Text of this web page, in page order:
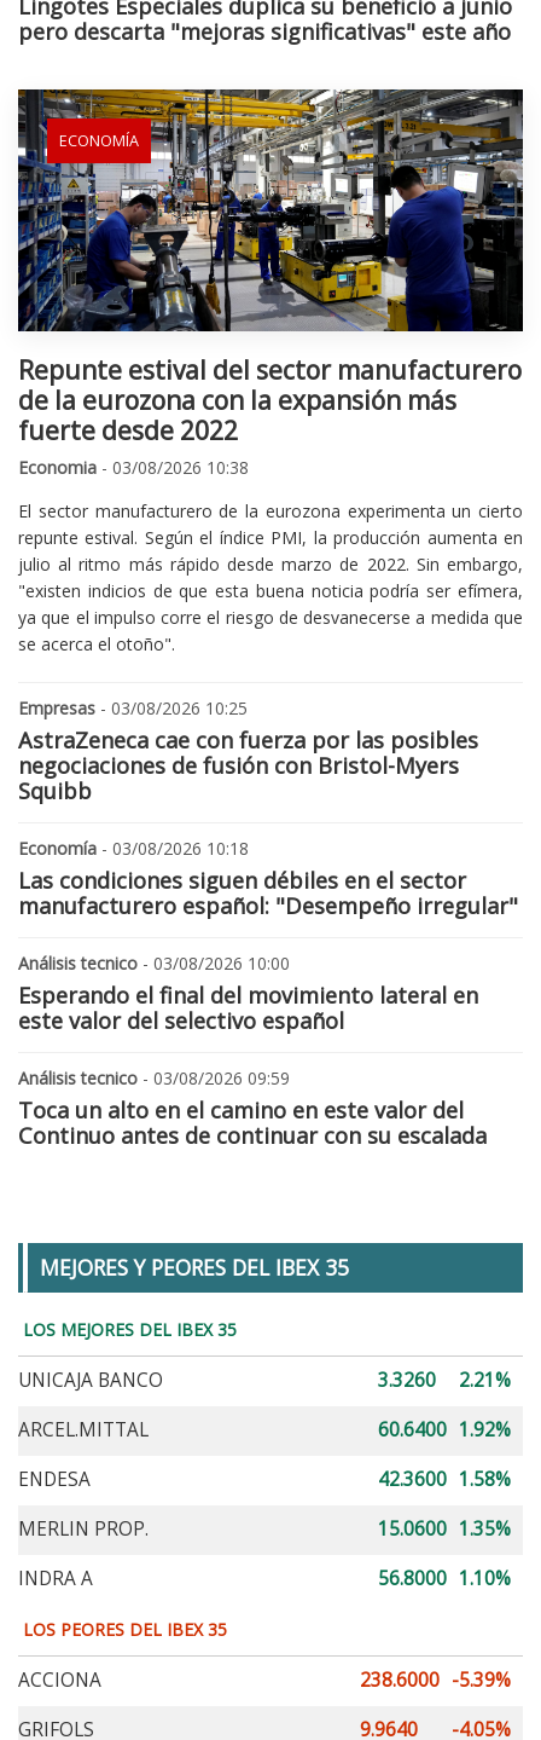
Lingotes Especiales duplica su beneficio a junio
pero descarta "mejoras significativas" este año
ECONOMÍA
Repunte estival del sector manufacturero
de la eurozona con la expansión más
fuerte desde 2022
Economia - 03/08/2026 10:38
El sector manufacturero de la eurozona experimenta un cierto
repunte estival. Según el índice PMI, la producción aumenta en
julio al ritmo más rápido desde marzo de 2022. Sin embargo,
"existen indicios de que esta buena noticia podría ser efímera,
ya que el impulso corre el riesgo de desvanecerse a medida que
se acerca el otoño".
Empresas - 03/08/2026 10:25
AstraZeneca cae con fuerza por las posibles
negociaciones de fusión con Bristol-Myers
Squibb
Economía - 03/08/2026 10:18
Las condiciones siguen débiles en el sector
manufacturero español: "Desempeño irregular"
Análisis tecnico - 03/08/2026 10:00
Esperando el final del movimiento lateral en
este valor del selectivo español
Análisis tecnico - 03/08/2026 09:59
Toca un alto en el camino en este valor del
Continuo antes de continuar con su escalada
MEJORES Y PEORES DEL IBEX 35
LOS MEJORES DEL IBEX 35
UNICAJA BANCO 3.3260
2.21%
ARCEL.MITTAL
60.6400 1.92%
ENDESA
42.3600 1.58%
MERLIN PROP.
15.0600 1.35%
INDRA A
56.8000 1.10%
LOS PEORES DEL IBEX 35
ACCIONA 238.6000 -5.39%
GRIFOLS
9.9640
-4.05%